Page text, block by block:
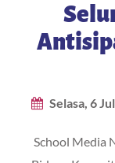
Selasa, 6
School Media